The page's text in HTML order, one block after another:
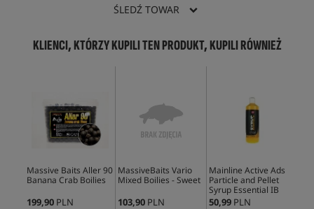
ŚLEDŹ TOWAR
KLIENCI, KTÓRZY KUPILI TEN PRODUKT, KUPILI RÓWNIEŻ
Massive Baits Aller 90
Banana Crab Boilies
199,90 PLN
MassiveBaits Vario
Mixed Boilies - Sweet
103,90 PLN
Mainline Active Ads
Particle and Pellet
Syrup Essential IB
50,99 PLN